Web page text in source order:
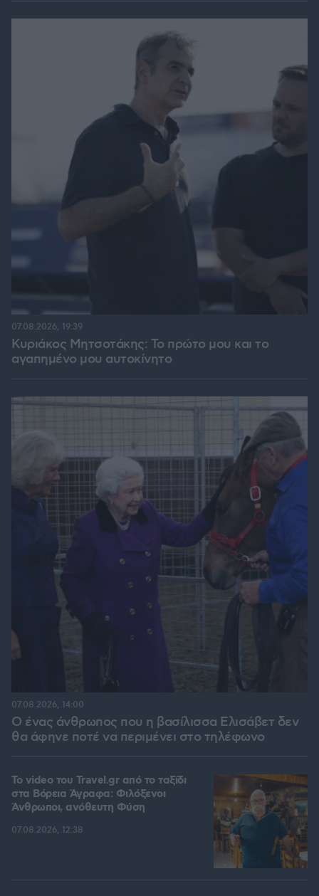
Κυριάκος Μητσοτάκης: Το πρώτο μου και το
αγαπημένο μου αυτοκίνητο
07.08.2026, 19:39
Ο ένας άνθρωπος που η βασίλισσα Ελισάβετ δεν
θα άφηνε ποτέ να περιμένει στο τηλέφωνο
07.08.2026, 14:00
To video του Travel.gr από το ταξίδι
στα Βόρεια Άγραφα: Φιλόξενοι
Άνθρωποι, ανόθευτη Φύση
07.08.2026, 12:38